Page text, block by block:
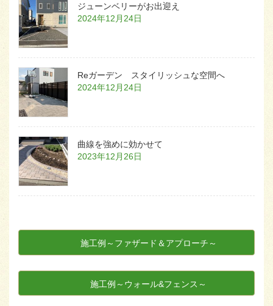
ジューンベリーがお出迎え
2024年12月24日
Reガーデン スタイリッシュな空間へ
2024年12月24日
曲線を強めに効かせて
2023年12月26日
施工例～ファザード＆アプローチ～
施工例～ウォール&フェンス～